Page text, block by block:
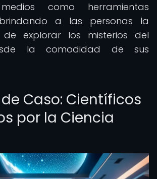
como herramientas
a las personas la
explorar los misterios del
la comodidad de sus
Caso: Científicos
por la Ciencia